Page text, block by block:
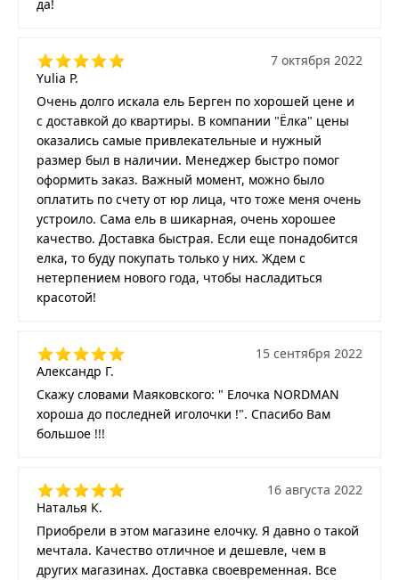
да!
Yulia P.
7 октября 2022
Очень долго искала ель Берген по хорошей цене и
с доставкой до квартиры. В компании "Ёлка" цены
оказались самые привлекательные и нужный
размер был в наличии. Менеджер быстро помог
оформить заказ. Важный момент, можно было
оплатить по счету от юр лица, что тоже меня очень
устроило. Сама ель в шикарная, очень хорошее
качество. Доставка быстрая. Если еще понадобится
елка, то буду покупать только у них. Ждем с
нетерпением нового года, чтобы насладиться
красотой!
Александр Г.
15 сентября 2022
Скажу словами Маяковского: " Елочка NORDMAN
хороша до последней иголочки !". Спасибо Вам
большое !!!
Наталья К.
16 августа 2022
Приобрели в этом магазине елочку. Я давно о такой
мечтала. Качество отличное и дешевле, чем в
других магазинах. Доставка своевременная. Все